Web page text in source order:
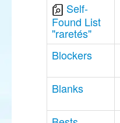
Self-
Found List
"raretés"
Blockers
Blanks